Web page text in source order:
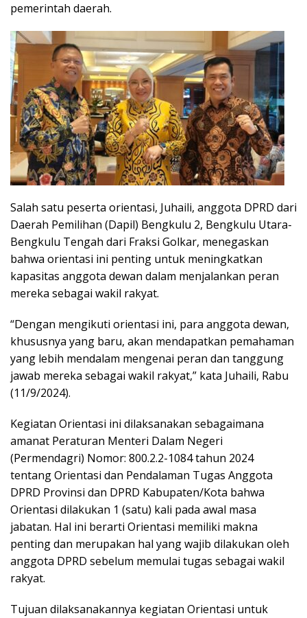
pemerintah daerah.
Salah satu peserta orientasi, Juhaili, anggota DPRD dari
Daerah Pemilihan (Dapil) Bengkulu 2, Bengkulu Utara-
Bengkulu Tengah dari Fraksi Golkar, menegaskan
bahwa orientasi ini penting untuk meningkatkan
kapasitas anggota dewan dalam menjalankan peran
mereka sebagai wakil rakyat.
“Dengan mengikuti orientasi ini, para anggota dewan,
khususnya yang baru, akan mendapatkan pemahaman
yang lebih mendalam mengenai peran dan tanggung
jawab mereka sebagai wakil rakyat,” kata Juhaili, Rabu
(11/9/2024).
Kegiatan Orientasi ini dilaksanakan sebagaimana
amanat Peraturan Menteri Dalam Negeri
(Permendagri) Nomor: 800.2.2-1084 tahun 2024
tentang Orientasi dan Pendalaman Tugas Anggota
DPRD Provinsi dan DPRD Kabupaten/Kota bahwa
Orientasi dilakukan 1 (satu) kali pada awal masa
jabatan. Hal ini berarti Orientasi memiliki makna
penting dan merupakan hal yang wajib dilakukan oleh
anggota DPRD sebelum memulai tugas sebagai wakil
rakyat.
Tujuan dilaksanakannya kegiatan Orientasi untuk